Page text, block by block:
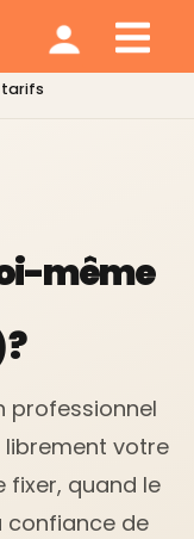
tarifs
même
professionnel
librement votre
fixer, quand le
confiance de